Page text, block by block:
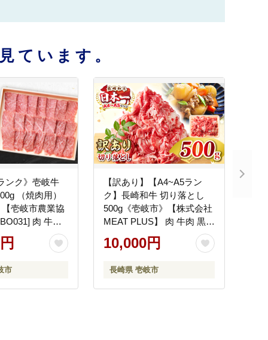
ています。
ンク》壱岐牛
（焼肉用）
【壱岐市農業協
肉 牛肉
肉 赤身 BBQ
プレゼント
市
【訳あり】【A4~A5ラン
ク】長崎和牛 切り落とし
500g《壱岐市》【株式会社
MEAT PLUS】 肉 牛肉 黒毛
和牛 焼き肉 ご褒美 冷凍配
送 訳あり A5 黒毛和牛 ギフ
1万円
10,000円
長崎県 壱岐市